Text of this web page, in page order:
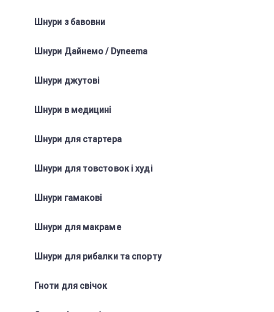
Шнури з бавовни
Шнури Дайнемо / Dyneema
Шнури джутові
Шнури в медицині
Шнури для стартера
Шнури для товстовок і худі
Шнури гамакові
Шнури для макраме
Шнури для рибалки та спорту
Гноти для свічок